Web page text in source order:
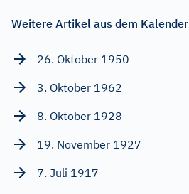
Weitere Artikel aus dem Kalender
26. Oktober 1950
3. Oktober 1962
8. Oktober 1928
19. November 1927
7. Juli 1917